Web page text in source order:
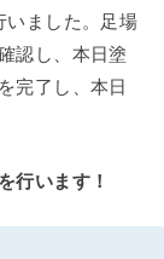
いました。足場
認し、本日塗
完了し、本日
行います！